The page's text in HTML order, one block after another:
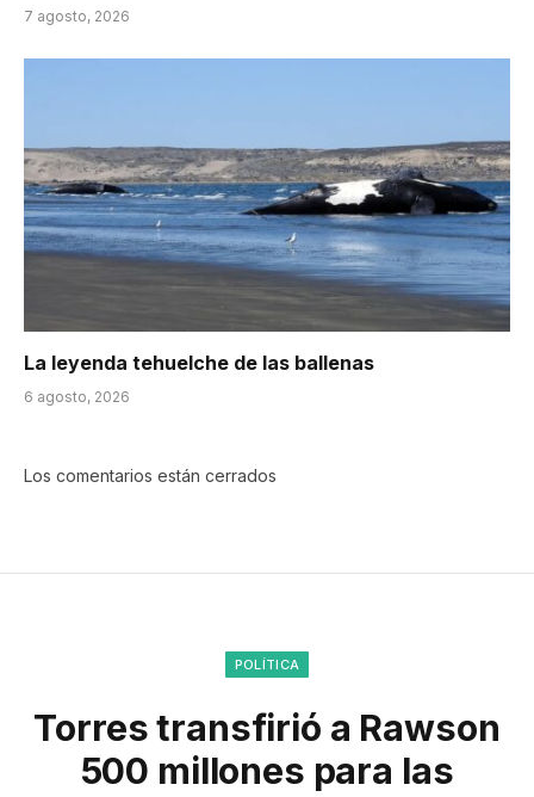
7 agosto, 2026
La leyenda tehuelche de las ballenas
6 agosto, 2026
Los comentarios están cerrados
POLÍTICA
Torres transfirió a Rawson
500 millones para las